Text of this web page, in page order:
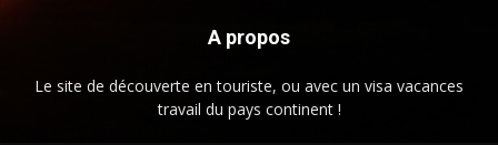
A propos
Le site de découverte en touriste, ou avec un visa vacances
travail du pays continent !